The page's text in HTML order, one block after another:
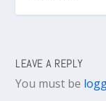
LEAVE A REPLY
You must be